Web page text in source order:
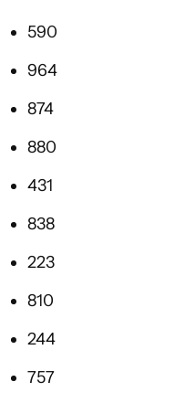
590
964
874
880
431
838
223
810
244
757